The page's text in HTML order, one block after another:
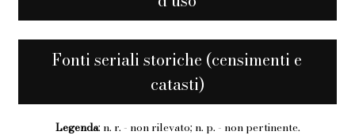
Fonti seriali storiche (censimenti e
catasti)
Legenda: n. r. - non rilevato; n. p. - non pertinente.